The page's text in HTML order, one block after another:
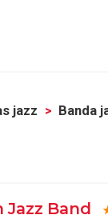
jazz Banda
Jazz Band